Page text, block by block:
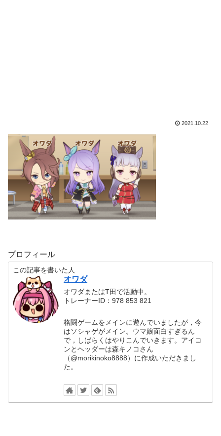
2021.10.22
プロフィール
この記事を書いた人
オワダ
オワダまたはT田で活動中。
トレーナーID：978 853 821
格闘ゲームをメインに遊んでいましたが，今
はソシャゲがメイン。ウマ娘面白すぎるん
で，しばらくはやりこんでいきます。アイコ
ンとヘッダーは森キノコさん
（@morikinoko8888）に作成いただきまし
た。